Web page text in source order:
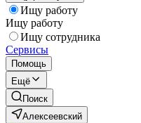
Ищу работу
Ищу работу
Ищу сотрудника
Сервисы
Помощь
Ещё
Поиск
Алексеевский